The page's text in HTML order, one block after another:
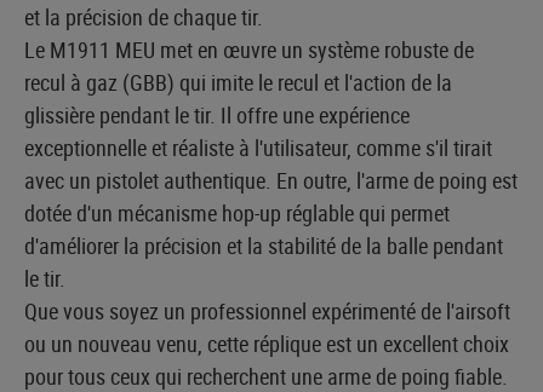
et la précision de chaque tir.
Le M1911 MEU met en œuvre un système robuste de
recul à gaz (GBB) qui imite le recul et l'action de la
glissière pendant le tir. Il offre une expérience
exceptionnelle et réaliste à l'utilisateur, comme s'il tirait
avec un pistolet authentique. En outre, l'arme de poing est
dotée d'un mécanisme hop-up réglable qui permet
d'améliorer la précision et la stabilité de la balle pendant
le tir.
Que vous soyez un professionnel expérimenté de l'airsoft
ou un nouveau venu, cette réplique est un excellent choix
pour tous ceux qui recherchent une arme de poing fiable.